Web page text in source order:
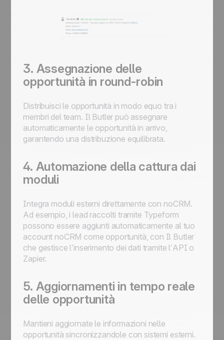
3. Assegnazione delle
opportunità in round-robin
Distribuisci le opportunità in modo equo tra i
membri del team. Il Butler può assegnare
automaticamente le opportunità in arrivo,
garantendo una distribuzione equilibrata.
4. Automazione della cattura dai
moduli
Integra moduli esterni direttamente con noCRM.
Ad esempio, i lead raccolti tramite Typeform
possono essere aggiunti automaticamente al tuo
account noCRM come opportunità, con Il Butler
che gestisce l’inserimento dei dati tramite l’API o
Zapier.
5. Aggiornamenti in tempo reale
delle opportunità
Mantieni aggiornate le informazioni nelle
opportunità sincronizzandole con sistemi esterni.